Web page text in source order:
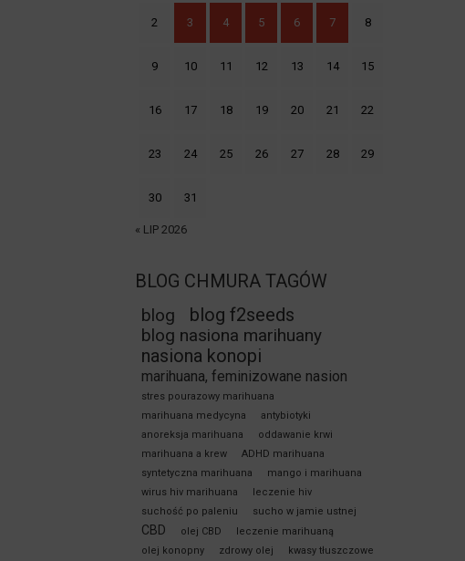
2 3 4 5 6 7 8
9 10 11 12 13 14 15
16 17 18 19 20 21 22
23 24 25 26 27 28 29
30 31
« LIP 2026
BLOG CHMURA TAGÓW
blog blog f2seeds
blog nasiona marihuany
nasiona konopi
marihuana, feminizowane nasion
stres pourazowy marihuana
marihuana medycyna
antybiotyki
anoreksja marihuana
oddawanie krwi
marihuana a krew
ADHD marihuana
syntetyczna marihuana
mango i marihuana
wirus hiv marihuana
leczenie hiv
suchość po paleniu
sucho w jamie ustnej
CBD olej CBD
leczenie marihuaną
olej konopny
zdrowy olej
kwasy tłuszczowe